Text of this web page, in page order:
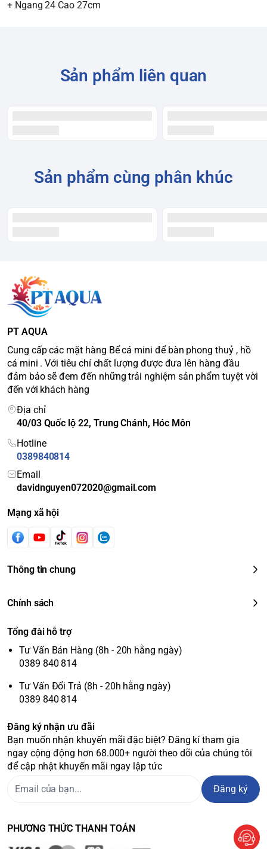
+ Ngang 24 Cao 27cm
Sản phẩm liên quan
Sản phẩm cùng phân khúc
PT AQUA
Cung cấp các mặt hàng Bể cá mini để bàn phong thuỷ , hồ
cá mini . Với tiêu chí chất lượng được đưa lên hàng đầu
đảm bảo sẽ đem đến những trải nghiệm sản phẩm tuyệt vời
đến với khách hàng
Địa chỉ
40/03 Quốc lộ 22, Trung Chánh, Hóc Môn
Hotline
0389840814
Email
davidnguyen072020@gmail.com
Mạng xã hội
Thông tin chung
Chính sách
Tổng đài hỗ trợ
Tư Vấn Bán Hàng (8h - 20h hằng ngày)
0389 840 814
Tư Vấn Đổi Trả (8h - 20h hằng ngày)
0389 840 814
Đăng ký nhận ưu đãi
Bạn muốn nhận khuyến mãi đặc biệt? Đăng kí tham gia
ngay cộng động hơn 68.000+ người theo dõi của chúng tôi
để cập nhật khuyến mãi ngay lập tức
Đăng ký
PHƯƠNG THỨC THANH TOÁN